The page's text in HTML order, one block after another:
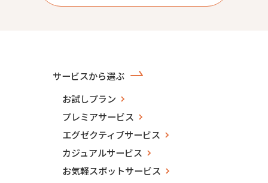
サービスから選ぶ
お試しプラン
プレミアサービス
エグゼクティブサービス
カジュアルサービス
お気軽スポットサービス